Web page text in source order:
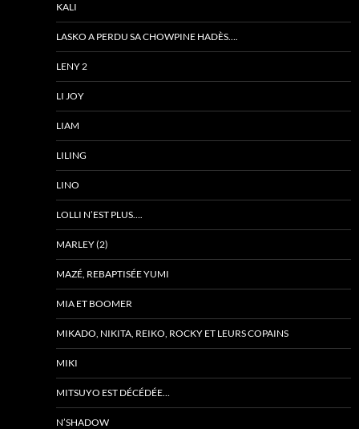
KALI
LASKO A PERDU SA CHOWPINE HADÈS….
LENY 2
LI JOY
LIAM
LILING
LINO
LOLLI N’EST PLUS….
MARLEY (2)
MAZÉ, REBAPTISÉE YUMI
MIA ET BOOMER
MIKADO, NIKITA, REIKO, ROCKY ET LEURS COPAINS
MIKI
MITSUYO EST DÉCÉDÉE…
N’SHADOW